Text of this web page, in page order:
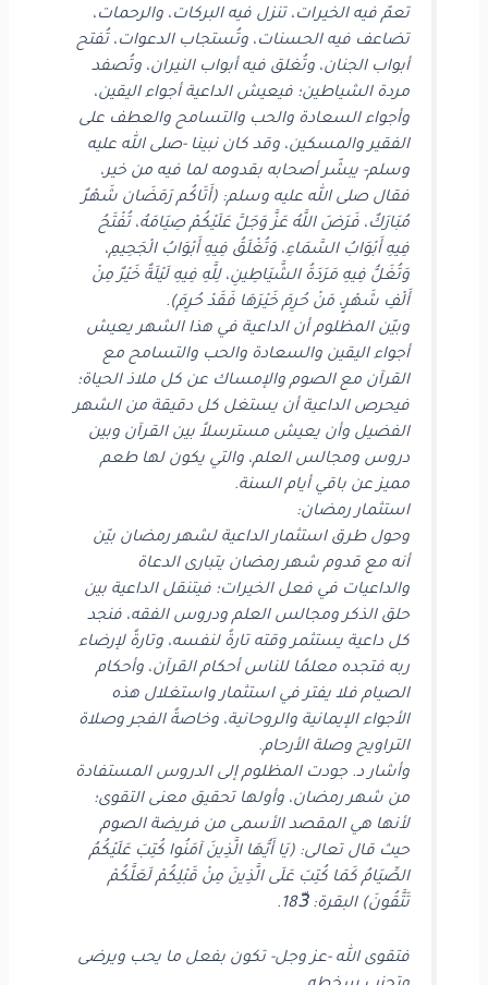
تعمّ فيه الخيرات، تنزل فيه البركات، والرحمات،
تضاعف فيه الحسنات، وتُستجاب الدعوات، تُفتح
أبواب الجنان، وتُغلق فيه أبواب النيران، وتُصفد
مردة الشياطين؛ فيعيش الداعية أجواء اليقين،
وأجواء السعادة والحب والتسامح والعطف على
الفقير والمسكين، وقد كان نبينا -صلى الله عليه
وسلم- يبشّر أصحابه بقدومه لما فيه من خير،
فقال صلى الله عليه وسلم: (أَتَاكُم رَمَضَان شَهْرٌ
مُبَارَكٌ، فَرَضَ اللَّهُ عَزَّ وَجَلَّ عَلَيْكُمْ صِيَامَهُ، تُفْتَحُ
فِيهِ أَبْوَابُ السَّمَاءِ، وَتُغْلَقُ فِيهِ أَبْوَابُ الْجَحِيمِ،
وَتُغَلُّ فِيهِ مَرَدَةُ الشَّيَاطِينِ، لِلَّهِ فِيهِ لَيْلَةٌ خَيْرٌ مِنْ
أَلْفِ شَهْرٍ، مَنْ حُرِمَ خَيْرَهَا فَقَدْ حُرِمَ).
وبيّن المظلوم أن الداعية في هذا الشهر يعيش
أجواء اليقين والسعادة والحب والتسامح مع
القرآن مع الصوم والإمساك عن كل ملاذ الحياة؛
فيحرص الداعية أن يستغل كل دقيقة من الشهر
الفضيل وأن يعيش مسترسلاً بين القرآن وبين
دروس ومجالس العلم، والتي يكون لها طعم
مميز عن باقي أيام السنة.
استثمار رمضان:
وحول طرق استثمار الداعية لشهر رمضان بيّن
أنه مع قدوم شهر رمضان يتبارى الدعاة
والداعيات في فعل الخيرات؛ فيتنقل الداعية بين
حلق الذكر ومجالس العلم ودروس الفقه، فنجد
كل داعية يستثمر وقته تارةً لنفسه، وتارةً لإرضاء
ربه فتجده معلمًا للناس أحكام القرآن، وأحكام
الصيام فلا يفتر في استثمار واستغلال هذه
الأجواء الإيمانية والروحانية، وخاصةً الفجر وصلاة
التراويح وصلة الأرحام.
وأشار د. جودت المظلوم إلى الدروس المستفادة
من شهر رمضان، وأولها تحقيق معنى التقوى؛
لأنها هي المقصد الأسمى من فريضة الصوم
حيث قال تعالى: (يَا أَيُّهَا الَّذِينَ آمَنُوا كُتِبَ عَلَيْكُمُ
الصِّيَامُ كَمَا كُتِبَ عَلَى الَّذِينَ مِنْ قَبْلِكُمْ لَعَلَّكُمْ
تَتَّقُونَ) البقرة: 183ّ.
فتقوى الله -عز وجل- تكون بفعل ما يحب ويرضى